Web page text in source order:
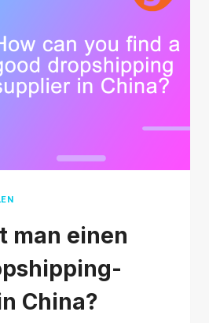
man einen
China?